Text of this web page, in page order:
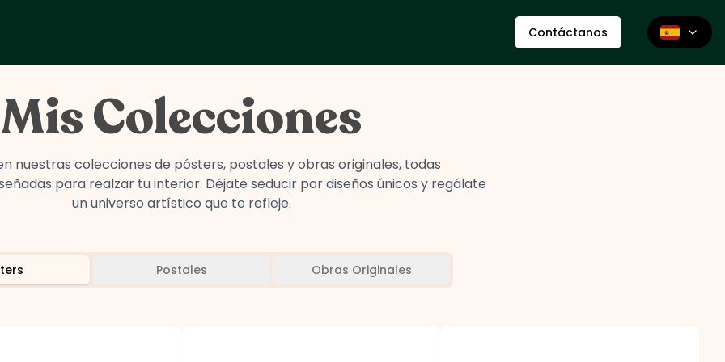
Contáctanos
Mis Colecciones
nuestras colecciones de pósters, postales y obras originales, todas
para realzar tu interior. Déjate seducir por diseños únicos y regálate
un universo artístico que te refleje.
Postales Obras Originales